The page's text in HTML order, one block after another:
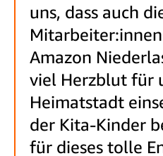
uns, dass auch
Amazon
viel Herzblut für
Heimatstadt
der Kita-Kinder
für dieses tolle